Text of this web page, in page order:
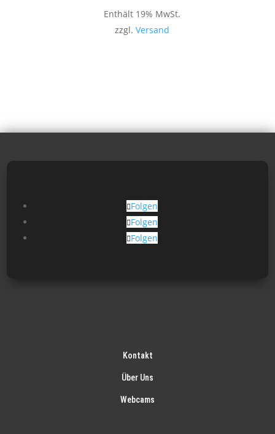
Enthält 19% MwSt.
zzgl. Versand
Folgen
Folgen
Folgen
Kontakt
Über Uns
Webcams